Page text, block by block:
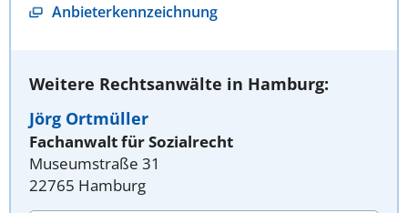
Anbieterkennzeichnung
Weitere Rechtsanwälte in Hamburg:
Jörg Ortmüller
Fachanwalt für Sozialrecht
Museumstraße 31
22765 Hamburg